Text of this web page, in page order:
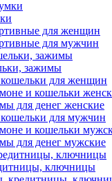
для женщин
для мужчин
зажимы
для женщин
и кошельки
для денег женские
для мужчин
и кошельки
для денег мужские
ключницы